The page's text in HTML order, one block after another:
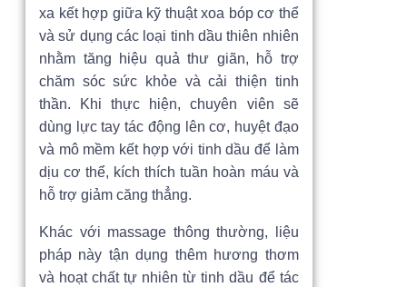
xa kết hợp giữa kỹ thuật xoa bóp cơ thể
và sử dụng các loại tinh dầu thiên nhiên
nhằm tăng hiệu quả thư giãn, hỗ trợ
chăm sóc sức khỏe và cải thiện tinh
thần. Khi thực hiện, chuyên viên sẽ
dùng lực tay tác động lên cơ, huyệt đạo
và mô mềm kết hợp với tinh dầu để làm
dịu cơ thể, kích thích tuần hoàn máu và
hỗ trợ giảm căng thẳng.
Khác với massage thông thường, liệu
pháp này tận dụng thêm hương thơm
và hoạt chất tự nhiên từ tinh dầu để tác